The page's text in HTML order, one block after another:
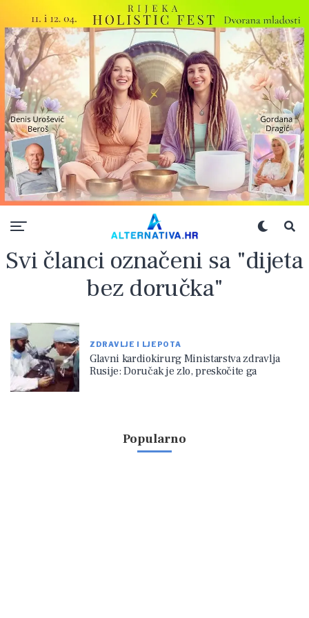
Svi članci označeni sa "dijeta
bez doručka"
ZDRAVLJE I LJEPOTA
Glavni kardiokirurg Ministarstva zdravlja
Rusije: Doručak je zlo, preskočite ga
Popularno